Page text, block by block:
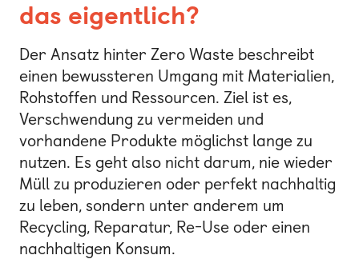
das eigentlich?
Der Ansatz hinter Zero Waste beschreibt
einen bewussteren Umgang mit Materialien,
Rohstoffen und Ressourcen. Ziel ist es,
Verschwendung zu vermeiden und
vorhandene Produkte möglichst lange zu
nutzen. Es geht also nicht darum, nie wieder
Müll zu produzieren oder perfekt nachhaltig
zu leben, sondern unter anderem um
Recycling, Reparatur, Re-Use oder einen
nachhaltigen Konsum.